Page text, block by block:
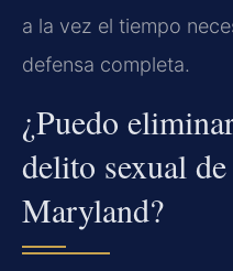
a la vez el tiempo
defensa completa.
¿Puedo
delito sexual
Maryland?